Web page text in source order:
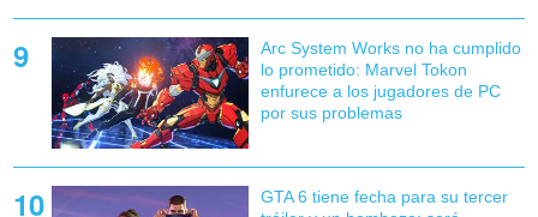
Arc System Works no ha cumplido
lo prometido: Marvel Tokon
enfurece a los jugadores de PC
por sus problemas
GTA 6 tiene fecha para su tercer